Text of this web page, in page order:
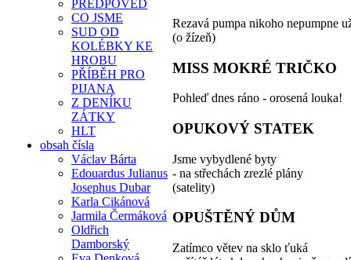
PŘEDPOVĚĎ
CO JSME
SUD OD
KOLÉBKY KE
HROBU
PŘÍBĚH PRO
PIJANA
Z DENÍKU
ZÁTKY
HLT
obsah čísla
Václav Bárta
Edouardus Julianus
Josephus Dubar
Karla Cikánová
Jarmila Čermáková
Oldřich
Damborský
Rezavá pumpa nikoho nepumpne
(o žízeň)
MISS MOKRÉ TRIČKO
Pohleď dnes ráno - orosená louka!
OPUKOVÝ STATEK
Jsme vybydlené byty
- na střechách zrezlé plány
(satelity)
OPUŠTĚNÝ DŮM
Zatímco větev na sklo ťuká